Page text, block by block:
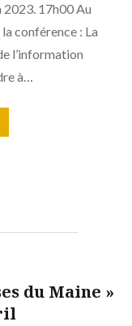
2023. 17h00 Au
conférence : La
l’information
à…
du Maine »